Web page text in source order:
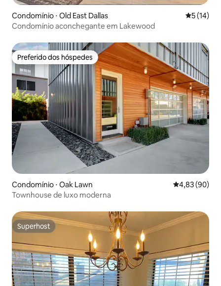
Condomínio ⋅ Old East Dallas 5 de uma
5 (14)
Condomínio aconchegante em Lakewood
Preferido dos hóspedes
Preferido dos hóspedes
Condomínio ⋅ Oak Lawn 4,83 de uma
4,83 (90)
Townhouse de luxo moderna
Superhost
Superhost